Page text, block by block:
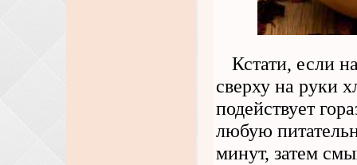
Кстати, если
сверху на руки
подействует
любую
минут, затем